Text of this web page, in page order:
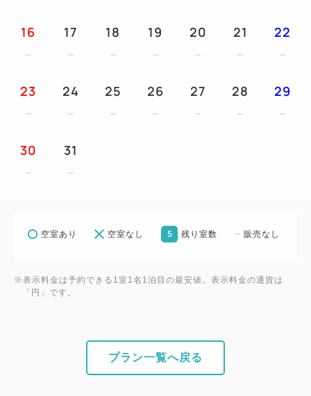
おもてなし
20ポイント（2,000円相当）、2連泊は30ポイント
上は60ポイント（6,000円相当）お付けします。
②ウェルカムドリンク1杯付です。
⑤2連泊ではスイーツバイキングが1回、3連泊ではラ
グが1回、5連泊以上ではランチバイキングと夕食バ
イキングが各1回付となります。
※①、⑤は連泊のプラン内容の併用はできません
16 17 18 19 20 21 22
23 24 25 26 27 28 29
30 31
空室あり 空室なし 5 残り室数 販売なし
※表示料金は予約できる1室1名1泊目の最安値。表示料金の通貨は
「円」です。
プラン一覧へ戻る